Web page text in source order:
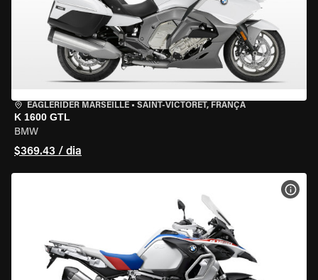
EAGLERIDER MARSEILLE • SAINT-VICTORET, FRANÇA
K 1600 GTL
BMW
$369.43 / dia
VER